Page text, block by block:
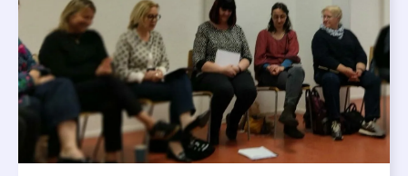
APPEL À SOUTIEN , VIE DE L'ASSOCIATION